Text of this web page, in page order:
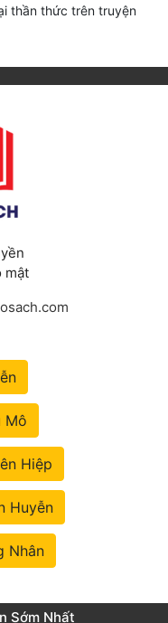
thần thức trên truyện
mật
Mô
Hiệp
Huyễn
Nhân
Sớm Nhất